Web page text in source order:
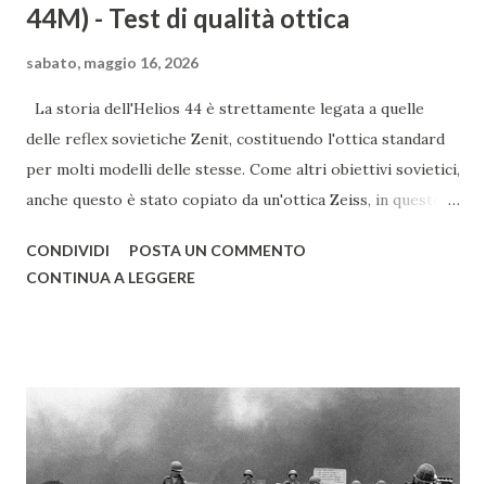
44M) - Test di qualità ottica
sabato, maggio 16, 2026
La storia dell'Helios 44 è strettamente legata a quelle
delle reflex sovietiche Zenit, costituendo l'ottica standard
per molti modelli delle stesse. Come altri obiettivi sovietici,
anche questo è stato copiato da un'ottica Zeiss, in questo
KMZ, l'Helios 44 continuò a essere prodotto, anche in altri
innesto a vite con filettatura M39, identica a quella Leica, ma
tiraggio più lungo, pari a quello dell'innesto M42. Questi
obiettivi sono piuttosto ricercati dai collezionisti e dagli
CONDIVIDI
POSTA UN COMMENTO
CONTINUA A LEGGERE